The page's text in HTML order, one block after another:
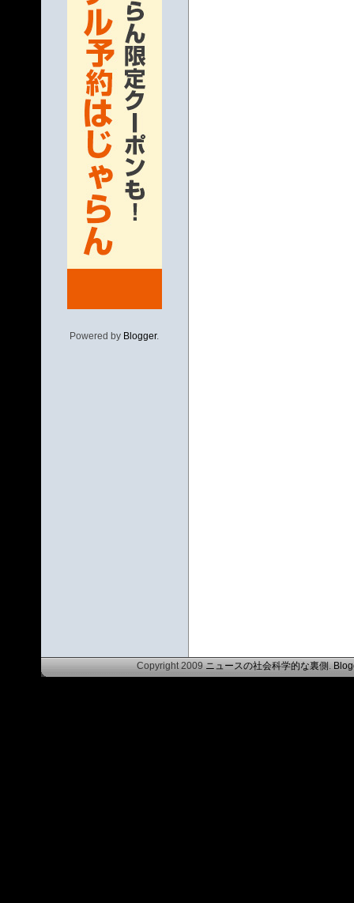
Powered by Blogger.
Copyright 2009 ニュースの社会科学的な裏側.